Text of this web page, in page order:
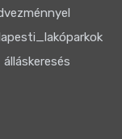
álláskeresés